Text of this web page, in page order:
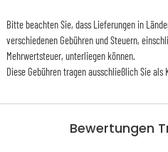
Bewertungen
Bitte beachten Sie, dass Lieferungen in
verschiedenen Gebühren und Steuern,
Mehrwertsteuer, unterliegen können.
Diese Gebühren tragen ausschließlich Sie als